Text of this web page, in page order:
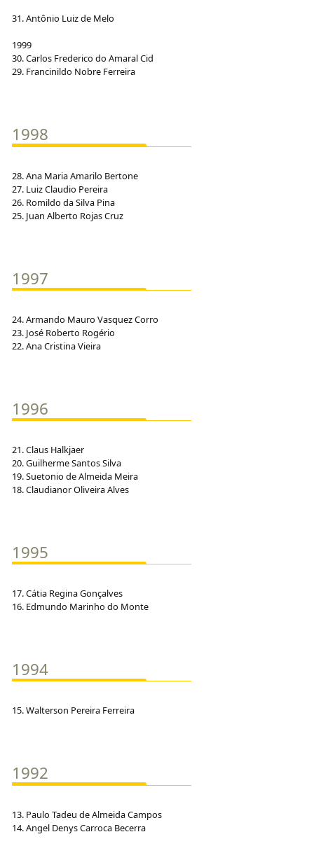
31. Antônio Luiz de Melo
1999
30. Carlos Frederico do Amaral Cid
29. Francinildo Nobre Ferreira
1998
28. Ana Maria Amarilo Bertone
27. Luiz Claudio Pereira
26. Romildo da Silva Pina
25. Juan Alberto Rojas Cruz
1997
24. Armando Mauro Vasquez Corro
23. José Roberto Rogério
22. Ana Cristina Vieira
1996
21. Claus Halkjaer
20. Guilherme Santos Silva
19. Suetonio de Almeida Meira
18. Claudianor Oliveira Alves
1995
17. Cátia Regina Gonçalves
16. Edmundo Marinho do Monte
1994
15. Walterson Pereira Ferreira
1992
13. Paulo Tadeu de Almeida Campos
14. Angel Denys Carroca Becerra